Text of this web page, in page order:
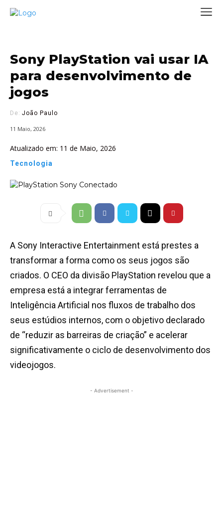
Sony PlayStation vai usar IA
para desenvolvimento de
jogos
De: João Paulo
11 Maio, 2026
Atualizado em: 11 de Maio, 2026
Tecnologia
A Sony Interactive Entertainment está prestes a
transformar a forma como os seus jogos são
criados. O CEO da divisão PlayStation revelou que a
empresa está a integrar ferramentas de
Inteligência Artificial nos fluxos de trabalho dos
seus estúdios internos, com o objetivo declarado
de “reduzir as barreiras de criação” e acelerar
significativamente o ciclo de desenvolvimento dos
videojogos.
- Advertisement -